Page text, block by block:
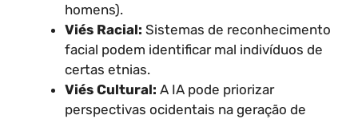
homens).
Viés Racial: Sistemas de reconhecimento
facial podem identificar mal indivíduos de
certas etnias.
Viés Cultural: A IA pode priorizar
perspectivas ocidentais na geração de